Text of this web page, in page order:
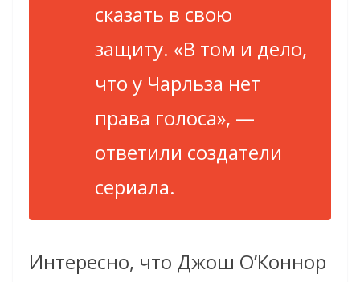
сказать в свою
защиту. «В том и дело,
что у Чарльза нет
права голоса», —
ответили создатели
сериала.
Интересно, что Джош О’Коннор